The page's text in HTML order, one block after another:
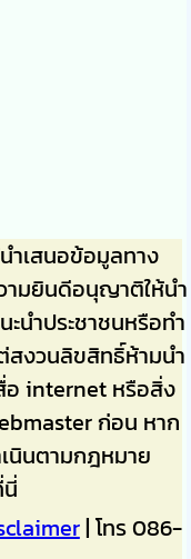
ำเสนอข้อมูลทาง
ามยินดีอนุญาติให้นำ
นำประชาชนหรือทำ
งวนลิขสิทธิ์ห้ามนำ
อ internet หรือสิ่ง
ก่อน หาก
นินตามกฎหมาย
| โทร 086-